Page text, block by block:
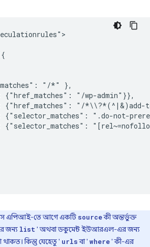
"/*" },
{"href_matches": "/wp-admin"}},
{"href_matches": "/*\\?*(^|&)add-
{"selector_matches": ".do-not-
{"selector_matches":
এপিআই-তে আগে একটি sourceকী অন্তর্ভুক্ত
জন্য list' অথবা ডকুমেন্ট ইউআরএল-এর জন্য
থাকত। কিন্তু যেহেতু ' urlsবা ' where' কী-এর